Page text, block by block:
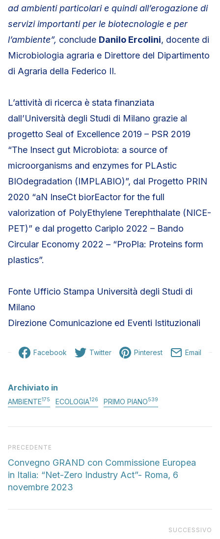
ad ambienti particolari e quindi all’erogazione di
servizi importanti per le biotecnologie e per
l’ambiente”, conclude Danilo Ercolini, docente di
Microbiologia agraria e Direttore del Dipartimento
di Agraria della Federico II.
L’attività di ricerca è stata finanziata
dall’Università degli Studi di Milano grazie al
progetto Seal of Excellence 2019 – PSR 2019
“The Insect gut Microbiota: a source of
microorganisms and enzymes for PLAstic
BIOdegradation (IMPLABIO)”, dal Progetto PRIN
2020 “aN InseCt biorEactor for the full
valorization of PolyEthylene Terephthalate (NICE-
PET)” e dal progetto Cariplo 2022 – Bando
Circular Economy 2022 – “ProPla: Proteins form
plastics”.
Fonte Ufficio Stampa Università degli Studi di
Milano
Direzione Comunicazione ed Eventi Istituzionali
Facebook Twitter Pinterest Email
Archiviato in
AMBIENTE175 ECOLOGIA126 PRIMO PIANO539
Articolo precedente
PRECEDENTE
Convegno GRAND con Commissione Europea
in Italia: “Net-Zero Industry Act”- Roma, 6
novembre 2023
SUCCESSIVO